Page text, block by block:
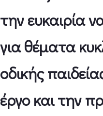
την ευκαιρία
για θέματα
οδικής
έργο και την